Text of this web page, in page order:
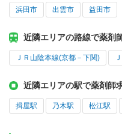
浜田市 出雲市 益田市
近隣エリアの路線で薬剤
ＪＲ山陰本線(京都－下関)
近隣エリアの駅で薬剤師
揖屋駅 乃木駅 松江駅